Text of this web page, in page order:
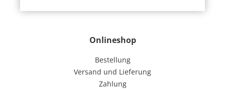
Onlineshop
Bestellung
Versand und Lieferung
Zahlung